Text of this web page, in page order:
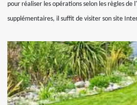
pour réaliser les opérations selon les règles
supplémentaires, il suffit de visiter son site